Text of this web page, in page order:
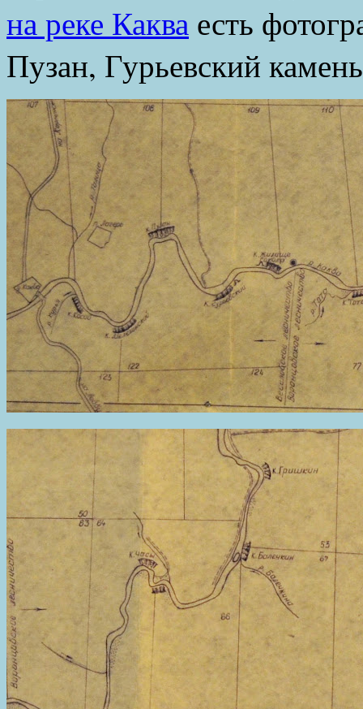
на реке Каква есть
Пузан, Гурьевский